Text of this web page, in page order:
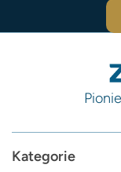
Kategorie